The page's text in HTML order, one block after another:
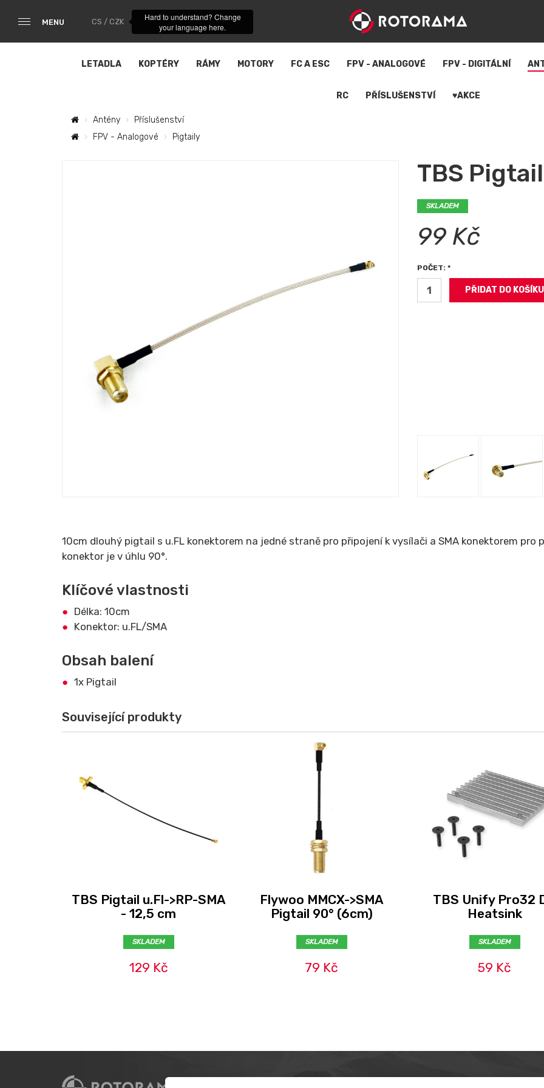
MENU CS / CZK
Hard to understand? Change
your language here.
LETADLA KOPTÉRY RÁMY MOTORY FC A ESC FPV - ANALOGOVÉ FPV - DIGITÁLNÍ
RC PŘÍSLUŠENSTVÍ ♥AKCE
Antény
Příslušenství
FPV - Analogové
Pigtaily
TBS
SKLADEM
99 Kč
POČET: *
10cm dlouhý pigtail s u.FL konektorem na jedné straně pro připojení k vysílači a SMA konektorem pro
konektor je v úhlu 90°.
Klíčové vlastnosti
Délka: 10cm
Konektor: u.FL/SMA
Obsah balení
1x Pigtail
Související produkty
TBS Pigtail u.Fl->RP-SMA
- 12,5 cm
SKLADEM
129 Kč
Flywoo MMCX->SMA
Pigtail 90° (6cm)
SKLADEM
79 Kč
TBS Unify Pro32
Heatsink
SKLADEM
59 Kč